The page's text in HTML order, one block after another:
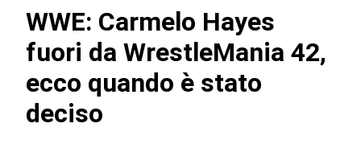
WWE: Carmelo Hayes
fuori da WrestleMania 42,
ecco quando è stato
deciso